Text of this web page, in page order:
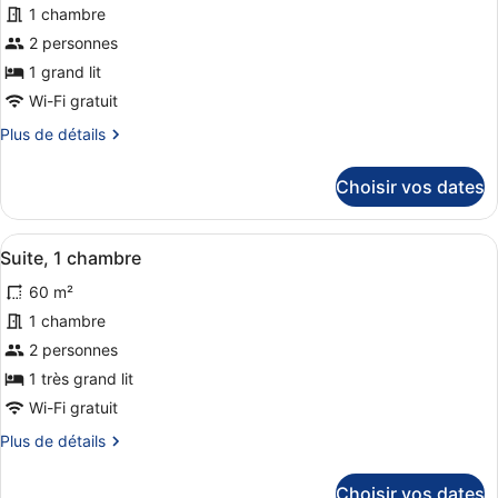
très
grand
lit
ce
type
de
chambre :
Chambre,
lit
(Sleep)
1 chambre
2 personnes
1 grand lit
Wi-Fi gratuit
Plus de détails
Plus
le
type
de
chambre
Chambre,
grand
lit
(Sleep)
Choisir vos dates
Afficher
toutes
les
photos
pour
ce
type
chambre :
Une chambre d’hôtel avec un lit,
8
Suite, 1 chambre
60 m²
1 chambre
2 personnes
1 très grand lit
Wi-Fi gratuit
Plus de détails
Plus